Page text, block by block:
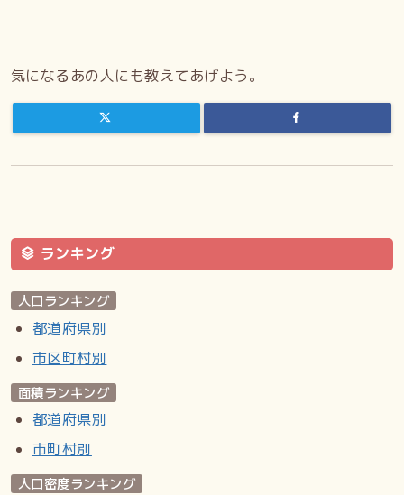
気になるあの人にも教えてあげよう。
ランキング
人口ランキング
都道府県別
市区町村別
面積ランキング
都道府県別
市町村別
人口密度ランキング